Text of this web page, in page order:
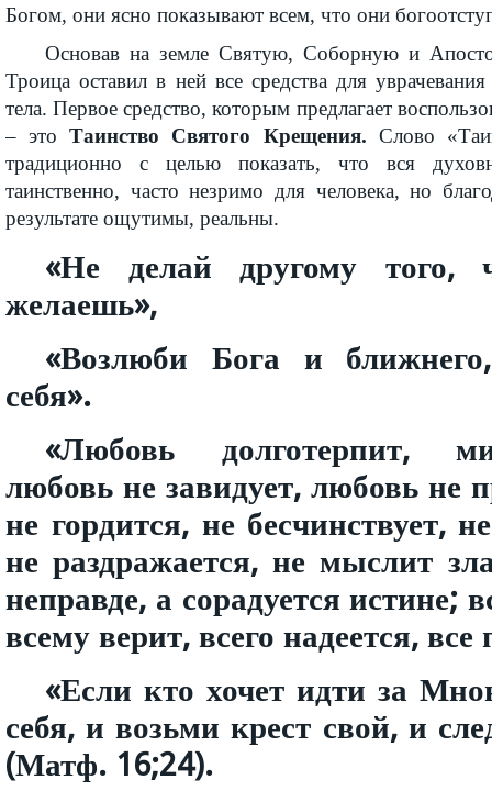
Богом, они ясно показывают всем, что они
Основав на земле Святую, Соборную и
Троица оставил в ней все средства для
тела. Первое средство, которым предлагает
– этоТаинство Святого Крещения. Слово
традиционно с целью показать, что вся
таинственно, часто незримо для человека, но
результате ощутимы, реальны.
«Не делай другому того,
желаешь»,
«Возлюби Бога и
себя».
«Любовь долготерпит,
любовь не завидует, любовь не
не гордится, не бесчинствует,
не раздражается, не мыслит
неправде, а сорадуется истине;
всему верит, всего надеется, все
«Если кто хочет идти за
себя, и возьми крест свой, и
(Матф. 16;24).